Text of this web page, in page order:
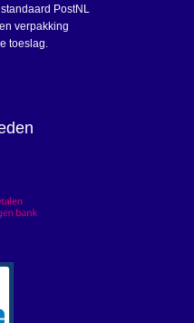
PostNL
verpakking
toeslag.